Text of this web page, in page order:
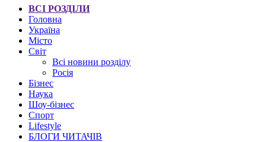
ВСІ РОЗДІЛИ
Головна
Україна
Місто
Світ
Всі новини розділу
Росія
Бізнес
Наука
Шоу-бізнес
Спорт
Lifestyle
БЛОГИ ЧИТАЧІВ